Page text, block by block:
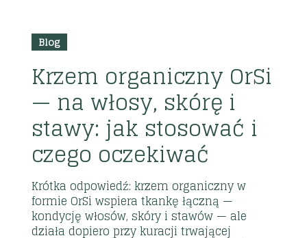
cze
Blog
Krzem organiczny OrSi
— na włosy, skórę i
stawy: jak stosować i
czego oczekiwać
Krótka odpowiedź: krzem organiczny w
formie OrSi wspiera tkankę łączną —
kondycję włosów, skóry i stawów — ale
działa dopiero przy kuracji trwającej